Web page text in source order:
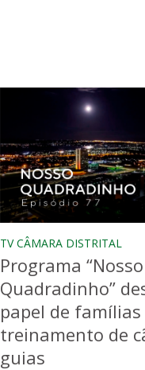
TV CÂMARA DISTRITAL
Programa “Nosso
Quadradinho”
papel de
treinamento de
guias